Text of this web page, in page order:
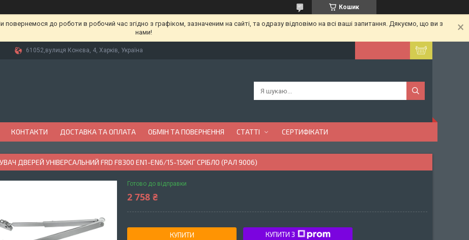
Кошик
до роботи в робочий час згідно з графіком, зазначеним на сайті, та одразу відповімо на всі ваші запитання. Дякуємо, що ви з
нами!
61052,вулиця Конєва, 4, Харків, Україна
КОНТАКТИ ДОСТАВКА ТА ОПЛАТА ОБМІН ТА ПОВЕРНЕННЯ СТАТТІ СЕРТИФІКАТИ
ДВЕРЕЙ УНІВЕРСАЛЬНИЙ FRD F8300 EN1-EN6/15-150КГ СРІБЛО (РАЛ 9006)
Готово до відправки
2 758 ₴
КУПИТИ КУПИТИ З